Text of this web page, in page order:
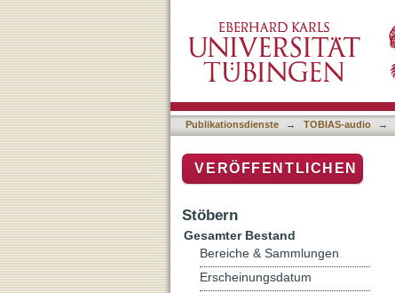
Publikationsdienste → TOBIAS-audio →
VERÖFFENTLICHEN
Stöbern
Gesamter Bestand
Bereiche & Sammlungen
Erscheinungsdatum